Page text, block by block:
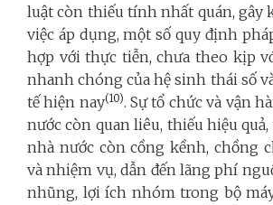
luật còn thiếu tính nhất quán, gây
việc áp dụng, một số quy định
hợp với thực tiễn, chưa theo kịp
nhanh chóng của hệ sinh thái số
tế hiện nay(10). Sự tổ chức và vận
nước còn quan liêu, thiếu hiệu
nhà nước còn cồng kềnh, chồng
và nhiệm vụ, dẫn đến lãng phí
nhũng, lợi ích nhóm trong bộ